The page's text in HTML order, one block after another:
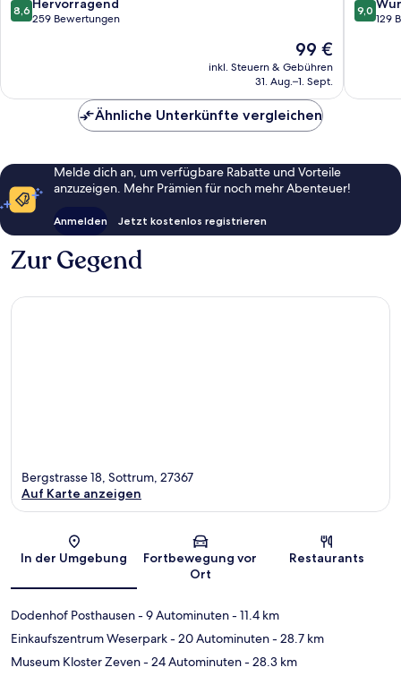
von
8,6
259 Bewertungen
Der
Preis
beträgt
99 €
inkl. Steuern & Gebühren
31. Aug.–1. Sept.
von
9,0
129
Ähnliche Unterkünfte vergleichen
Melde dich an, um verfügbare Rabatte und Vorteile
anzuzeigen. Mehr Prämien für noch mehr Abenteuer!
Anmelden Jetzt kostenlos registrieren
Zur Gegend
Karte
Bergstrasse 18, Sottrum, 27367
Auf Karte anzeigen
In der Umgebung
Fortbewegung vor
Ort
Restaurants
Dodenhof Posthausen- 9 Autominuten- 11.4 km
Einkaufszentrum Weserpark- 20 Autominuten- 28.7 km
Museum Kloster Zeven- 24 Autominuten- 28.3 km